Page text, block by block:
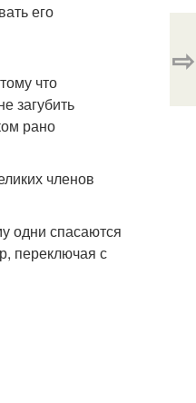
его
что
загубить
рано
членов
одни спасаются
переключая с
⇨